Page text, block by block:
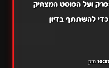
ועל הפוסט המצחיק
להשתתף בדיון